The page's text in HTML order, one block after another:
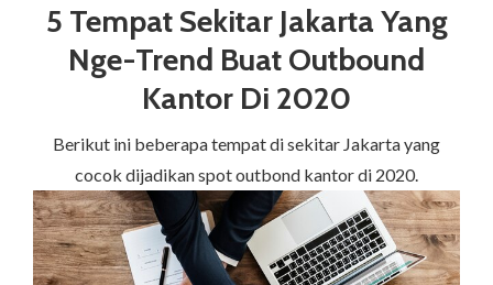
5 Tempat Sekitar Jakarta Yang
Nge-Trend Buat Outbound
Kantor Di 2020
Berikut ini beberapa tempat di sekitar Jakarta yang
cocok dijadikan spot outbond kantor di 2020.